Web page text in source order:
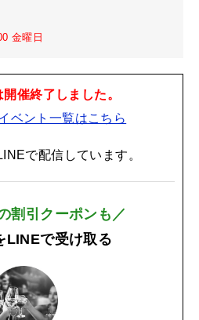
金曜日
催終了しました。
ベント一覧はこちら
で配信しています。
割引クーポンも／
LINEで受け取る